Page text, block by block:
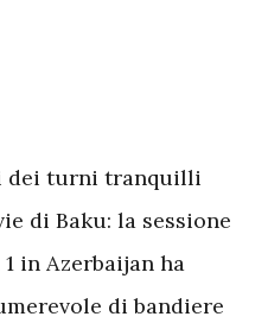
dei turni tranquilli
di Baku: la sessione
in Azerbaijan ha
di bandiere